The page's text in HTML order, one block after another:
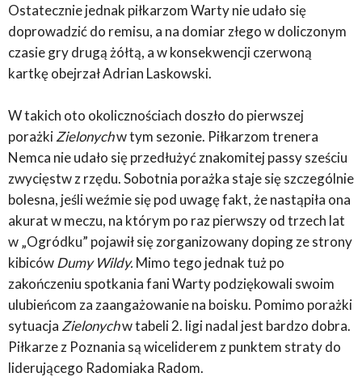
Ostatecznie jednak piłkarzom Warty nie udało się
doprowadzić do remisu, a na domiar złego w doliczonym
czasie gry drugą żółtą, a w konsekwencji czerwoną
kartkę obejrzał Adrian Laskowski.
W takich oto okolicznościach doszło do pierwszej
porażkiZielonychw tym sezonie. Piłkarzom trenera
Nemca nie udało się przedłużyć znakomitej passy sześciu
zwycięstw z rzędu. Sobotnia porażka staje się szczególnie
bolesna, jeśli weźmie się pod uwagę fakt, że nastąpiła ona
akurat w meczu, na którym po raz pierwszy od trzech lat
w „Ogródku” pojawił się zorganizowany doping ze strony
kibicówDumy Wildy. Mimo tego jednak tuż po
zakończeniu spotkania fani Warty podziękowali swoim
ulubieńcom za zaangażowanie na boisku. Pomimo porażki
sytuacja Zielonychw tabeli 2. ligi nadal jest bardzo dobra.
Piłkarze z Poznania są wiceliderem z punktem straty do
liderującego Radomiaka Radom.